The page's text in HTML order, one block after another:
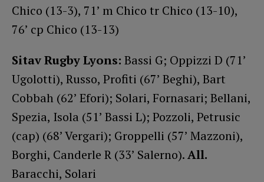
Chico (13-3), 71’ m Chico tr Chico (13-10),
76’ cp Chico (13-13)
Sitav Rugby Lyons: Bassi G; Oppizzi D (71’
Ugolotti), Russo, Profiti (67’ Beghi), Bart
Cobbah (62’ Efori); Solari, Fornasari; Bellani,
Spezia, Isola (51’ Bassi L); Pozzoli, Petrusic
(cap) (68’ Vergari); Groppelli (57’ Mazzoni),
Borghi, Canderle R (33’ Salerno).All.
Baracchi, Solari